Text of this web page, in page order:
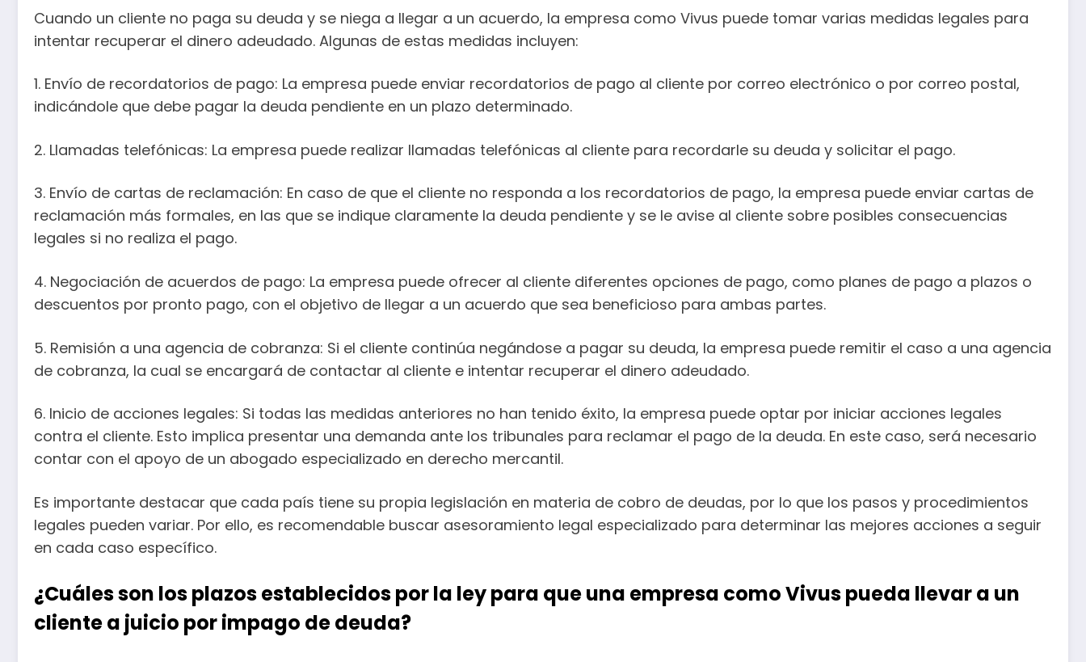
Cuando un cliente no paga su deuda y se niega a llegar a un acuerdo, la empresa como Vivus puede tomar varias medidas legales para
intentar recuperar el dinero adeudado. Algunas de estas medidas incluyen:
1. Envío de recordatorios de pago: La empresa puede enviar recordatorios de pago al cliente por correo electrónico o por correo postal,
indicándole que debe pagar la deuda pendiente en un plazo determinado.
2. Llamadas telefónicas: La empresa puede realizar llamadas telefónicas al cliente para recordarle su deuda y solicitar el pago.
3. Envío de cartas de reclamación: En caso de que el cliente no responda a los recordatorios de pago, la empresa puede enviar cartas de
reclamación más formales, en las que se indique claramente la deuda pendiente y se le avise al cliente sobre posibles consecuencias
legales si no realiza el pago.
4. Negociación de acuerdos de pago: La empresa puede ofrecer al cliente diferentes opciones de pago, como planes de pago a plazos o
descuentos por pronto pago, con el objetivo de llegar a un acuerdo que sea beneficioso para ambas partes.
5. Remisión a una agencia de cobranza: Si el cliente continúa negándose a pagar su deuda, la empresa puede remitir el caso a una agencia
de cobranza, la cual se encargará de contactar al cliente e intentar recuperar el dinero adeudado.
6. Inicio de acciones legales: Si todas las medidas anteriores no han tenido éxito, la empresa puede optar por iniciar acciones legales
contra el cliente. Esto implica presentar una demanda ante los tribunales para reclamar el pago de la deuda. En este caso, será necesario
contar con el apoyo de un abogado especializado en derecho mercantil.
Es importante destacar que cada país tiene su propia legislación en materia de cobro de deudas, por lo que los pasos y procedimientos
legales pueden variar. Por ello, es recomendable buscar asesoramiento legal especializado para determinar las mejores acciones a seguir
en cada caso específico.
¿Cuáles son los plazos establecidos por la ley para que una empresa como Vivus pueda llevar a un
cliente a juicio por impago de deuda?